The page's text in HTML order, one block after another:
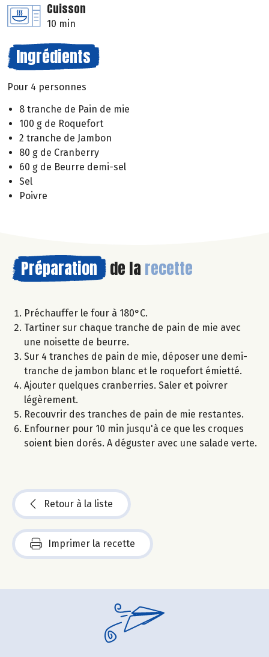
Cuisson
10 min
Ingrédients
Pour 4 personnes
8 tranche de Pain de mie
100 g de Roquefort
2 tranche de Jambon
80 g de Cranberry
60 g de Beurre demi-sel
Sel
Poivre
Préparation de la recette
Préchauffer le four à 180°C.
Tartiner sur chaque tranche de pain de mie avec
une noisette de beurre.
Sur 4 tranches de pain de mie, déposer une demi-
tranche de jambon blanc et le roquefort émietté.
Ajouter quelques cranberries. Saler et poivrer
légèrement.
Recouvrir des tranches de pain de mie restantes.
Enfourner pour 10 min jusqu'à ce que les croques
soient bien dorés. A déguster avec une salade verte.
Retour à la liste
Imprimer la recette